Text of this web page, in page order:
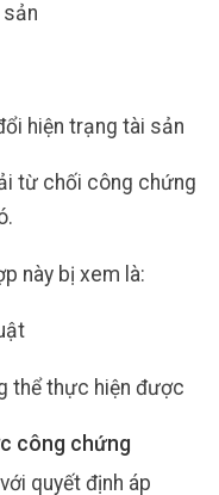
sản
hiện trạng tài sản
từ chối công chứng
này bị xem là:
thể thực hiện được
công chứng
quyết định áp